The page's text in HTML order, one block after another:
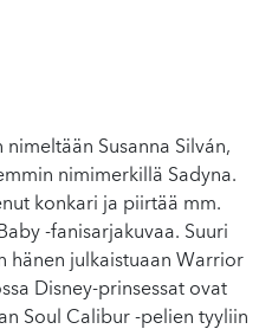
Susanna Silván,
nimimerkillä Sadyna.
konkari ja piirtää mm.
-fanisarjakuvaa. Suuri
hänen julkaistuaan Warrior
Disney-prinsessat ovat
Soul Calibur -pelien tyyliin